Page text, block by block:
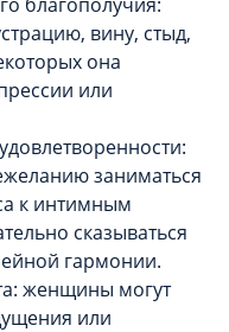
вину, стыд,
она
или
заниматься
к интимным
сказываться
гармонии.
женщины могут
или